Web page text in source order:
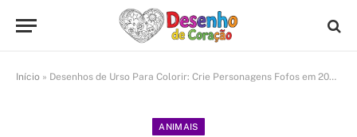
Início » Desenhos de Urso Para Colorir: Crie Personagens Fofos em 2026!
ANIMAIS